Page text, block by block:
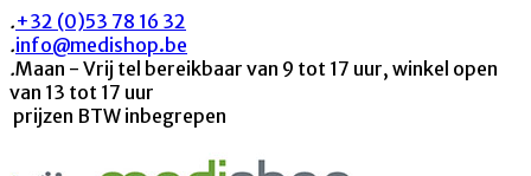
.+32 (0)53 78 16 32
.info@medishop.be
.Maan - Vrij tel bereikbaar van 9 tot 17 uur, winkel open
van 13 tot 17 uur
prijzen BTW inbegrepen